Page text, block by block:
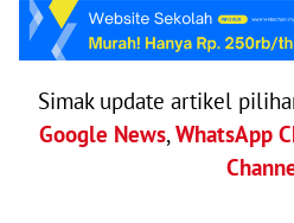
Simak update artikel
Google News,WhatsApp